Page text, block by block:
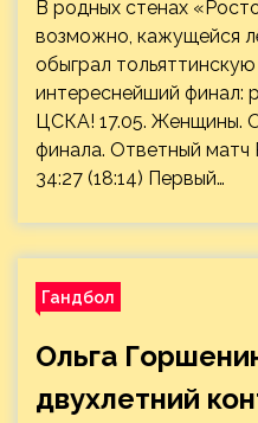
В родных стенах
возможно, кажущейся
обыграл
интереснейший финал:
ЦСКА! 17.05. Женщины.
финала. Ответный
34:27 (18:14) Первый…
Гандбол
Ольга
двухлетний